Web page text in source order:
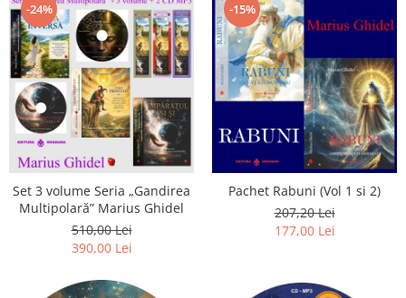
-24%
Set 3 volume Seria „Gandirea
Multipolară” Marius Ghidel
510,00 Lei
390,00 Lei
-15%
Pachet Rabuni (Vol 1 si 2)
207,20 Lei
177,00 Lei